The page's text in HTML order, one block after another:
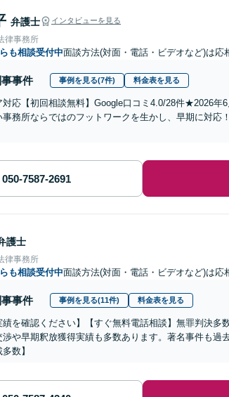
弁護士 インタビューを見る
律事務所
も相談受付中面談方法(対面・電話・ビデオなど)は応
事件 事例を見る(7件) 料金表を見る
対応【初回相談無料】Google口コミ4.0/28件★2026年
事務所ならではのフットワークを生かし、早期に対応
護士
律事務所
も相談受付中面談方法(対面・電話・ビデオなど)は応
事件 事例を見る(11件) 料金表を見る
績を確認ください】【すぐ無料電話相談】無罪判決
渉や早期釈放獲得実績も多数あります。著名事件も過
数】